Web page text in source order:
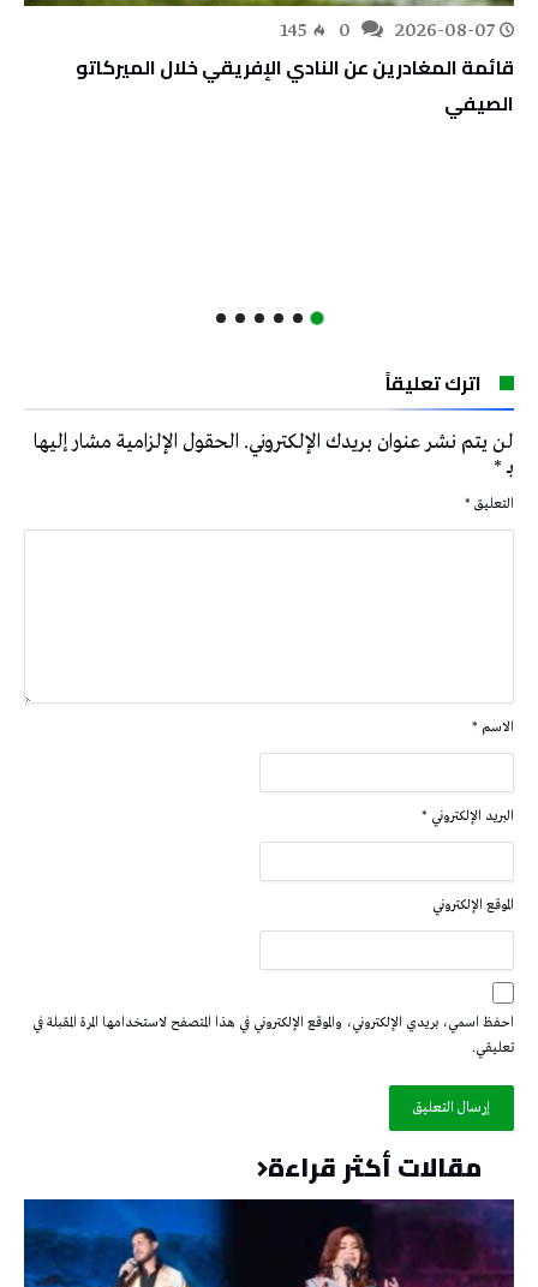
2026-08-07
145
قائمة المغادرين عن النادي الإفريقي خلال الميركاتو
الصيفي
اترك تعليقاً
لن يتم نشر عنوان بريدك الإلكتروني. الحقول الإلزامية مشار إليها
بـ*
التعليق *
الاسم *
البريد الإلكتروني *
الموقع الإلكتروني
احفظ اسمي، بريدي الإلكتروني، والموقع الإلكتروني في هذا المتصفح لاستخدامها المرة المقبلة في
تعليقي.
مقالات أكثر قراءة